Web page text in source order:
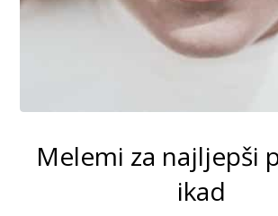
Melemi za najljepši
ikad